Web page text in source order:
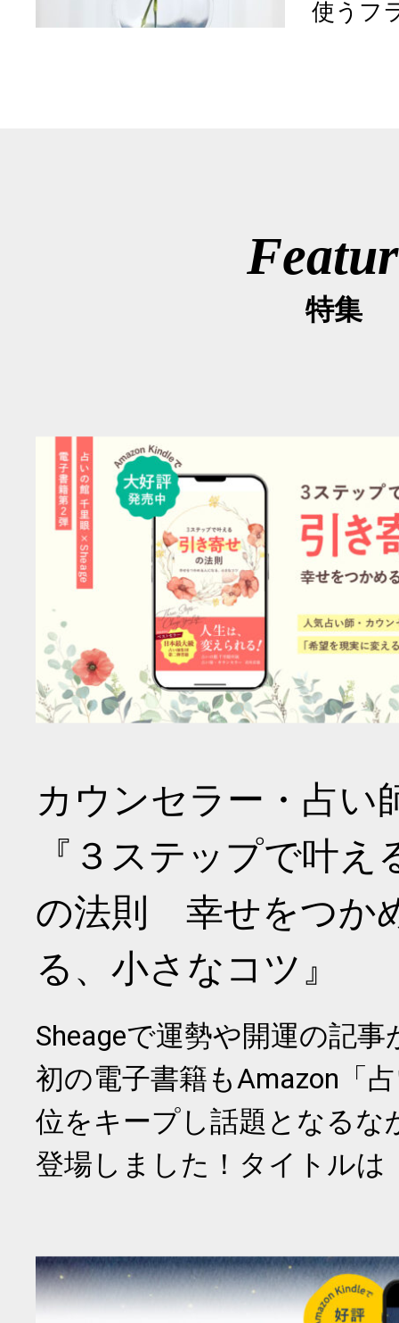
使うフ
特集
カウンセラー・占い
『３ステップで叶
の法則 幸せをつか
る、小さなコツ』
Sheageで運勢や開運の記
初の電子書籍もAmazon「
位をキープし話題となるな
登場しました！タイトルは